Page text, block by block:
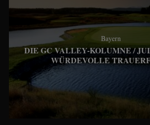
Bayern
DIE GC VALLEY-KOLUMNE /
WÜRDEVOLLE